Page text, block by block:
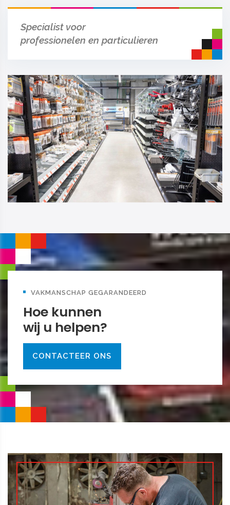
Specialist voor
professionelen en particulieren
VAKMANSCHAP GEGARANDEERD
Hoe kunnen
​​​​​​​wij u helpen?
CONTACTEER ONS